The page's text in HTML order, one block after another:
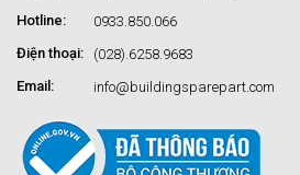
Hotline:
0933.850.066
Điện thoại:
(028).6258.9683
Email:
info@buildingsparepart.com